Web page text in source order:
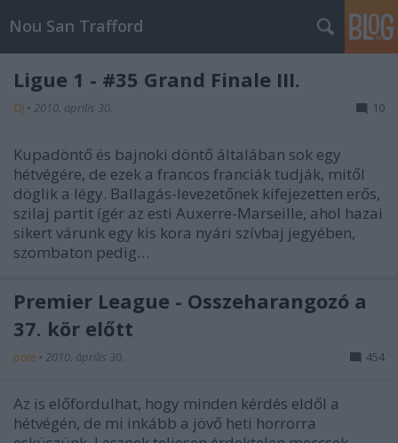
Nou San Trafford
Ligue 1 - #35 Grand Finale III.
OJ • 2010. április 30. 10
Kupadöntő és bajnoki döntő általában sok egy
hétvégére, de ezek a francos franciák tudják, mitől
döglik a légy. Ballagás-levezetőnek kifejezetten erős,
szilaj partit ígér az esti Auxerre-Marseille, ahol hazai
sikert várunk egy kis kora nyári szívbaj jegyében,
szombaton pedig…
Premier League - Összeharangozó a
37. kör előtt
pote • 2010. április 30. 454
Az is előfordulhat, hogy minden kérdés eldől a
hétvégén, de mi inkább a jövő heti horrorra